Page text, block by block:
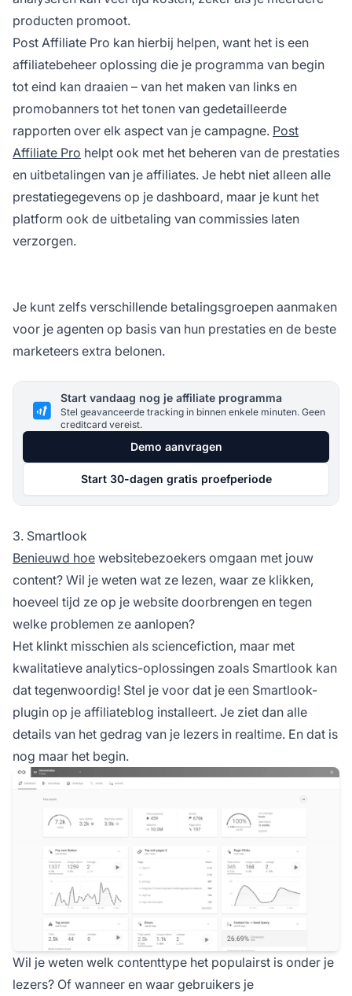
producten promoot.
Post Affiliate Pro kan hierbij helpen, want het is een
affiliatebeheer oplossing die je programma van begin
tot eind kan draaien – van het maken van links en
promobanners tot het tonen van gedetailleerde
rapporten over elk aspect van je campagne. Post
Affiliate Pro helpt ook met het beheren van de prestaties
en uitbetalingen van je affiliates. Je hebt niet alleen alle
prestatiegegevens op je dashboard, maar je kunt het
platform ook de uitbetaling van commissies laten
verzorgen.
Je kunt zelfs verschillende betalingsgroepen aanmaken
voor je agenten op basis van hun prestaties en de beste
marketeers extra belonen.
Start vandaag nog je affiliate programma
Stel geavanceerde tracking in binnen enkele minuten. Geen
creditcard vereist.
Demo aanvragen
Start 30-dagen gratis proefperiode
3. Smartlook
Benieuwd hoe websitebezoekers omgaan met jouw
content? Wil je weten wat ze lezen, waar ze klikken,
hoeveel tijd ze op je website doorbrengen en tegen
welke problemen ze aanlopen?
Het klinkt misschien als sciencefiction, maar met
kwalitatieve analytics-oplossingen zoals Smartlook kan
dat tegenwoordig! Stel je voor dat je een Smartlook-
plugin op je affiliateblog installeert. Je ziet dan alle
details van het gedrag van je lezers in realtime. En dat is
nog maar het begin.
Wil je weten welk contenttype het populairst is onder je
lezers? Of wanneer en waar gebruikers je